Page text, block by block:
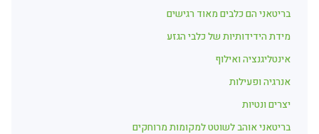
בריטאני הם כלבים מאוד רגישים
מידת הידידותיות של כלבי הגזע
אינטליגנציה ואילוף
אנרגיה ופעילות
יצרים ונטיות
בריטאני אוהב לשוטט למקומות מרוחקים